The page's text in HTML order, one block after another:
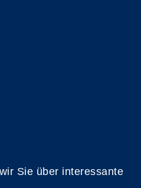
Sie über interessante